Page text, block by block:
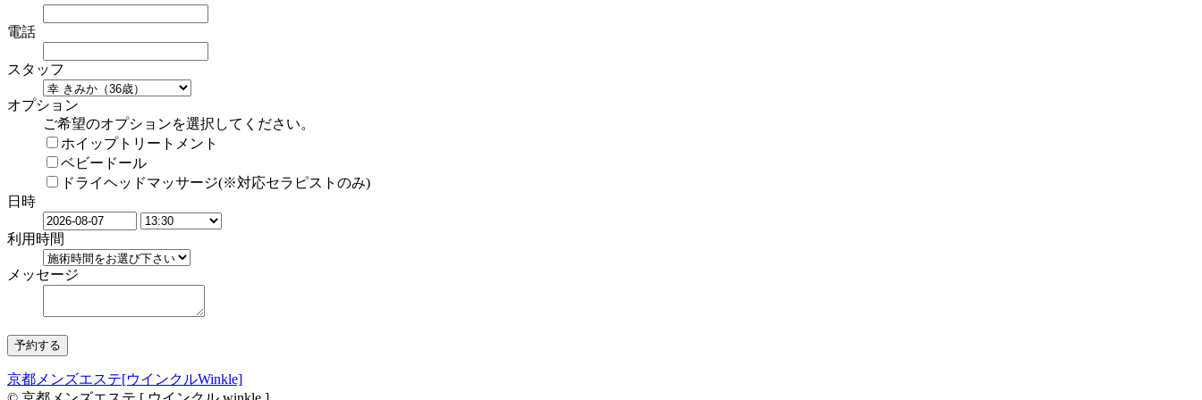
電話
スタッフ
オプション
ご希望のオプションを選択してください。
ホイップトリートメント
ベビードール
ドライヘッドマッサージ(※対応セラピストのみ)
日時
利用時間
メッセージ
京都メンズエステ[ウインクルWinkle]